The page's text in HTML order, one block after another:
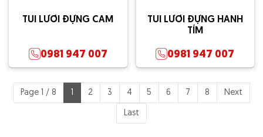
TÚI LƯỚI ĐỰNG CAM
0981 947 007
TÚI LƯỚI ĐỰNG HÀNH
TÍM
0981 947 007
Page 1 / 8 1 2 3 4 5 6 7 8 Next
Last